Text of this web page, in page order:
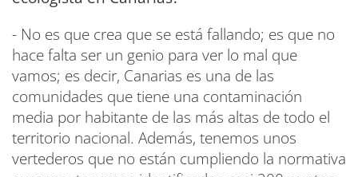
- No es que crea que se está fallando; es que no
hace falta ser un genio para ver lo mal que
vamos; es decir, Canarias es una de las
comunidades que tiene una contaminación
media por habitante de las más altas de todo el
territorio nacional. Además, tenemos unos
vertederos que no están cumpliendo la normativa